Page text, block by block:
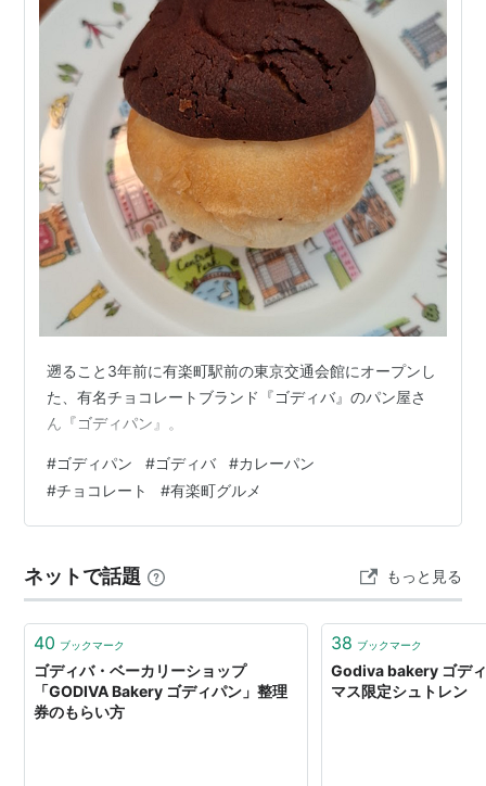
遡ること3年前に有楽町駅前の東京交通会館にオープンし
た、有名チョコレートブランド『ゴディバ』のパン屋さ
ん『ゴディパン』。
#ゴディパン #ゴディバ #カレーパン
#チョコレート #有楽町グルメ
ネットで話題 もっと見る
40 ブックマーク
ゴディバ・ベーカリーショップ
「GODIVA Bakery ゴディパン」整理
券のもらい方
38 ブックマーク
Godiva bakery ゴデ
マス限定シュトレン